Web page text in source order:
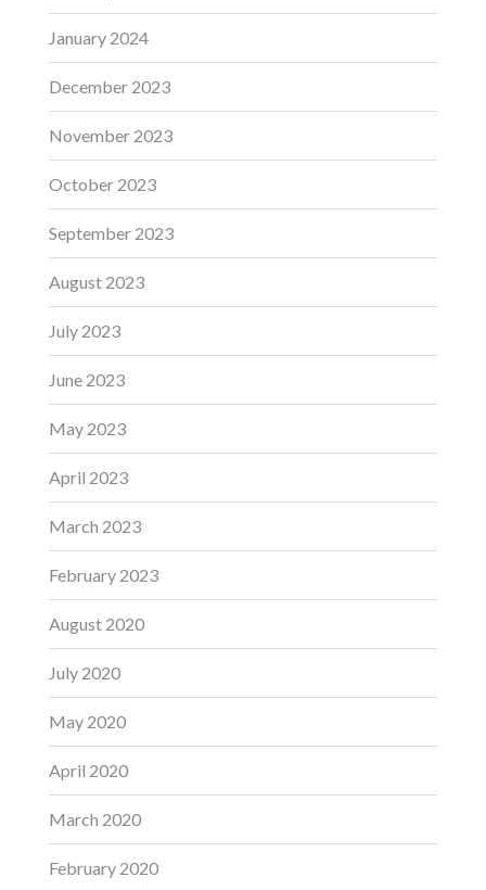
January 2024
December 2023
November 2023
October 2023
September 2023
August 2023
July 2023
June 2023
May 2023
April 2023
March 2023
February 2023
August 2020
July 2020
May 2020
April 2020
March 2020
February 2020